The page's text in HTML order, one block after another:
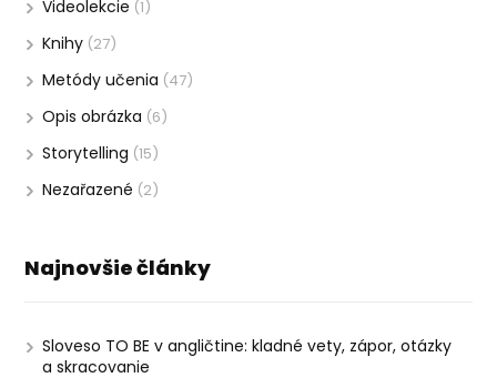
Videolekcie (1)
Knihy (27)
Metódy učenia (47)
Opis obrázka (6)
Storytelling (15)
Nezařazené (2)
Najnovšie články
Sloveso TO BE v angličtine: kladné vety, zápor, otázky
a skracovanie